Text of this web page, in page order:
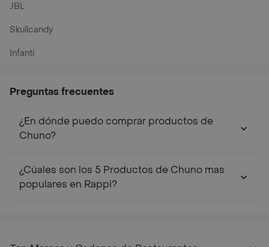
JBL
Skullcandy
Infanti
Preguntas frecuentes
¿En dónde puedo comprar productos de
Chuno?
¿Cúales son los 5 Productos de Chuno mas
populares en Rappi?